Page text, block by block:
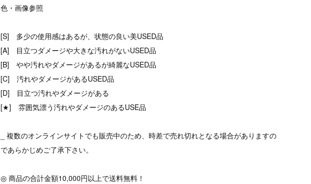
色・画像参照
[S] 多少の使用感はあるが、状態の良い美USED品
[A] 目立つダメージや大きな汚れがないUSED品
[B] やや汚れやダメージがあるが綺麗なUSED品
[C] 汚れやダメージがあるUSED品
[D] 目立つ汚れやダメージがある
[★] 雰囲気漂う汚れやダメージのあるUSE品
_ 複数のオンラインサイトでも販売中のため、時差で売れ切れとなる場合がありますの
であらかじめご了承下さい。
◎ 商品の合計金額10,000円以上で送料無料！